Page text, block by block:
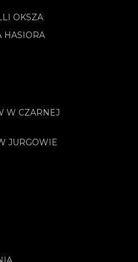
OKSZA
HASIORA
W CZARNEJ
JURGOWIE